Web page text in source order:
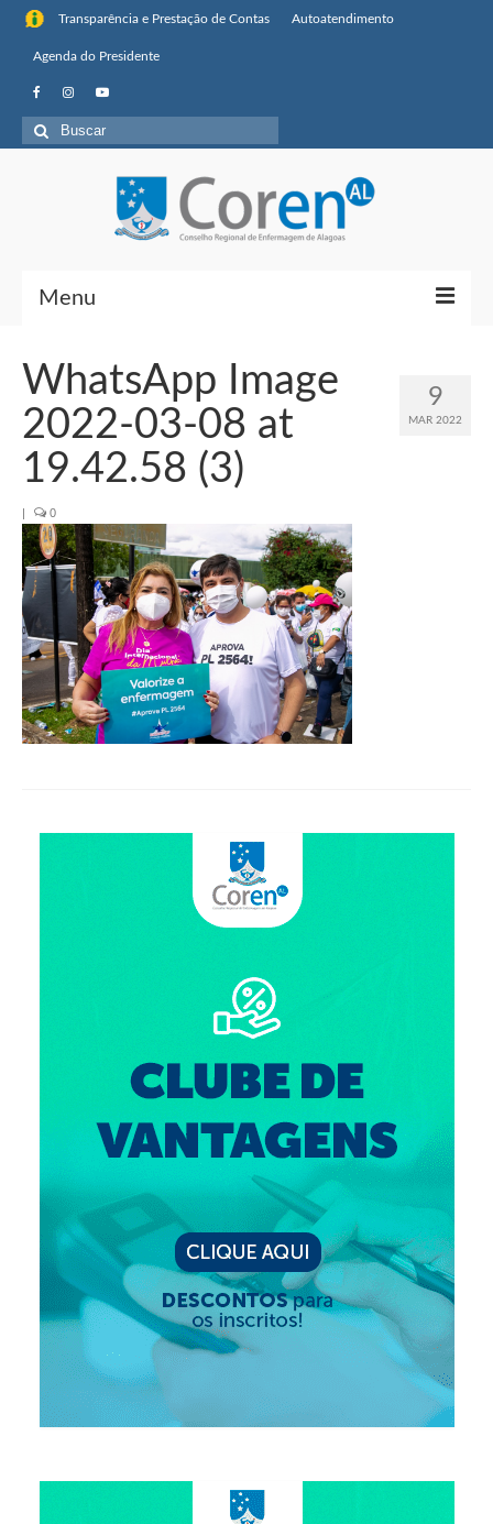
Transparência e Prestação de Contas Autoatendimento
Agenda do Presidente
Buscar
por:
Menu
Sobre o Coren-AL
Missão, visão de futuro e valores
Organograma
Conselheiros e Diretoria
Câmaras Técnicas
Carta de Serviços ao Cidadão
Governança
Transparência e Prestação de Contas
Eleições Anteriores
Fiscalização
Responsabilidade Técnica
Decisões
Portarias
Resoluções
Desagravo Público
Processos Éticos
Suspensão do Exercício Profissional
9
MAR 2022
WhatsApp Image
2022-03-08 at
19.42.58 (3)
| 0